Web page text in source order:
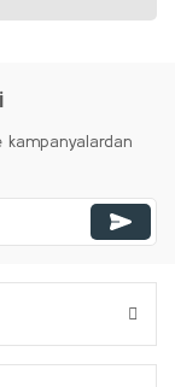
kampanyalardan